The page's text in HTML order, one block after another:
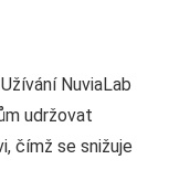
NuviaLab
udržovat
čímž se snižuje